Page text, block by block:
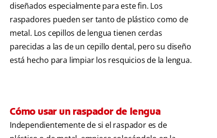
diseñados especialmente para este fin. Los
raspadores pueden ser tanto de plástico como de
metal. Los cepillos de lengua tienen cerdas
parecidas a las de un cepillo dental, pero su diseño
está hecho para limpiar los resquicios de la lengua.
Cómo usar un raspador de lengua
Independientemente de si el raspador es de